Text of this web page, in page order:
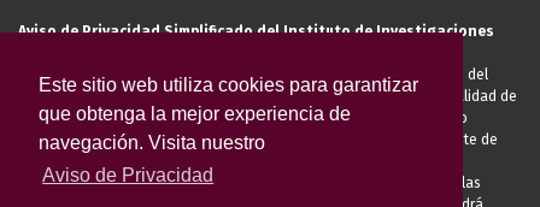
Este sitio web utiliza cookies para garantizar
que obtenga la mejor experiencia de
navegación. Visita nuestro
Aviso de Privacidad
Aviso de Privacidad Simplificado del Instituto de Investigaciones
El Instituto de Investigaciones Estéticas de la UNAM, es responsable del
tratamiento de sus datos personales para el registro de usted en calidad de
alumno, docente, personal de la entidad académica, conferencista o
invitado externo (nacional o extranjero), visitante, proveedor o cliente de
anteriormente descritas u otras aquellas exigidas legalmente o por las